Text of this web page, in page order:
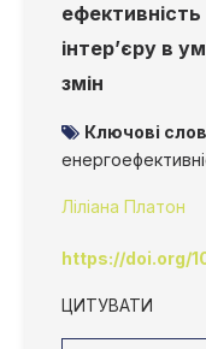
інтер’єру в
змін
Ключові
Ліліана Платон
https://doi.org/
ЦИТУВАТИ